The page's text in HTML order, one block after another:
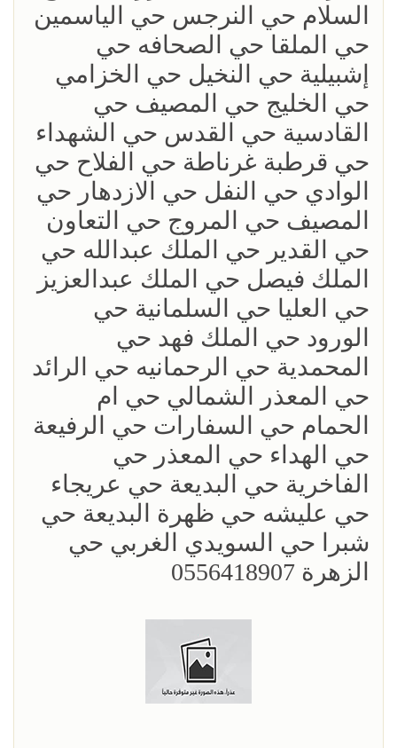
السلام حي النرجس حي الياسمين
حي الملقا حي الصحافه حي
إشبيلية حي النخيل حي الخزامي
حي الخليج حي المصيف حي
القادسية حي القدس حي الشهداء
حي قرطبة غرناطة حي الفلاح حي
الوادي حي النفل حي الازدهار حي
المصيف حي المروج حي التعاون
حي القدير حي الملك عبدالله حي
الملك فيصل حي الملك عبدالعزيز
حي العليا حي السلمانية حي
الورود حي الملك فهد حي
المحمدية حي الرحمانيه حي الرائد
حي المعذر الشمالي حي ام
الحمام حي السفارات حي الرفيعة
حي الهداء حي المعذر حي
الفاخرية حي البديعة حي عريجاء
حي عليشه حي ظهرة البديعة حي
شبرا حي السويدي الغربي حي
الزهرة 0556418907